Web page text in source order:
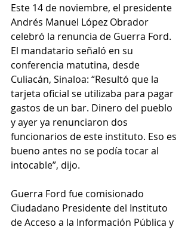
Este 14 de noviembre, el presidente
Andrés Manuel López Obrador
celebró la renuncia de Guerra Ford.
El mandatario señaló en su
conferencia matutina, desde
Culiacán, Sinaloa: “Resultó que la
tarjeta oficial se utilizaba para pagar
gastos de un bar. Dinero del pueblo
y ayer ya renunciaron dos
funcionarios de este instituto. Eso es
bueno antes no se podía tocar al
intocable”, dijo.
Guerra Ford fue comisionado
Ciudadano Presidente del Instituto
de Acceso a la Información Pública y